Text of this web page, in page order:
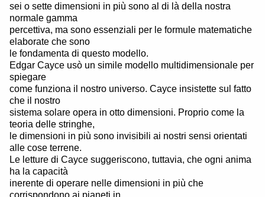
sei o sette dimensioni in più sono al di là della nostra
normale gamma
percettiva, ma sono essenziali per le formule matematiche
elaborate che sono
le fondamenta di questo modello.
Edgar Cayce usò un simile modello multidimensionale per
spiegare
come funziona il nostro universo. Cayce insistette sul fatto
che il nostro
sistema solare opera in otto dimensioni. Proprio come la
teoria delle stringhe,
le dimensioni in più sono invisibili ai nostri sensi orientati
alle cose terrene.
Le letture di Cayce suggeriscono, tuttavia, che ogni anima
ha la capacità
inerente di operare nelle dimensioni in più che
corrispondono ai pianeti in